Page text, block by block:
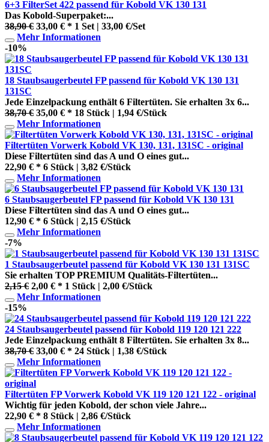
6+3 FilterSet 422 passend für Kobold VK 130 131
Das Kobold-Superpaket:...
38,90 € 33,00 € * 1 Set | 33,00 €/Set
Mehr Informationen
-10%
18 Staubsaugerbeutel FP passend für Kobold VK 130 131
131SC
Jede Einzelpackung enthält 6 Filtertüten. Sie erhalten 3x 6...
38,70 € 35,00 € * 18 Stück | 1,94 €/Stück
Mehr Informationen
Filtertüten Vorwerk Kobold VK 130, 131, 131SC - original
Diese Filtertüten sind das A und O eines gut...
22,90 € * 6 Stück | 3,82 €/Stück
Mehr Informationen
6 Staubsaugerbeutel FP passend für Kobold VK 130 131
Diese Filtertüten sind das A und O eines gut...
12,90 € * 6 Stück | 2,15 €/Stück
Mehr Informationen
-7%
1 Staubsaugerbeutel passend für Kobold VK 130 131 131SC
Sie erhalten TOP PREMIUM Qualitäts-Filtertüten...
2,15 € 2,00 € * 1 Stück | 2,00 €/Stück
Mehr Informationen
-15%
24 Staubsaugerbeutel passend für Kobold 119 120 121 222
Jede Einzelpackung enthält 8 Filtertüten. Sie erhalten 3x 8...
38,70 € 33,00 € * 24 Stück | 1,38 €/Stück
Mehr Informationen
Filtertüten FP Vorwerk Kobold VK 119 120 121 122 - original
Wichtig für jeden Kobold, der schon viele Jahre...
22,90 € * 8 Stück | 2,86 €/Stück
Mehr Informationen